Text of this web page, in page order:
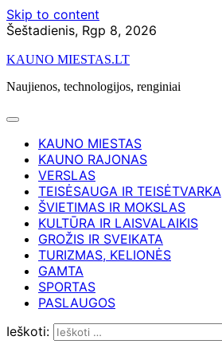
Skip to content
Šeštadienis, Rgp 8, 2026
KAUNO MIESTAS.LT
Naujienos, technologijos, renginiai
KAUNO MIESTAS
KAUNO RAJONAS
VERSLAS
TEISĖSAUGA IR TEISĖTVARKA
ŠVIETIMAS IR MOKSLAS
KULTŪRA IR LAISVALAIKIS
GROŽIS IR SVEIKATA
TURIZMAS, KELIONĖS
GAMTA
SPORTAS
PASLAUGOS
Ieškoti: